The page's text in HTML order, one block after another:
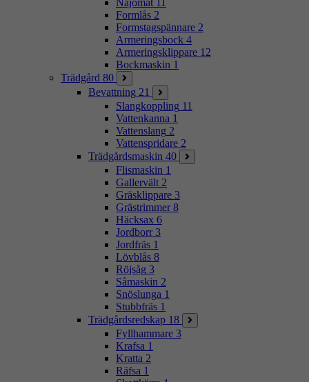
Najomat 11
Formlås 2
Formstagspännare 2
Armeringsbock 4
Armeringsklippare 12
Bockmaskin 1
Trädgård 80
Bevattning 21
Slangkoppling 11
Vattenkanna 1
Vattenslang 2
Vattenspridare 2
Trädgårdsmaskin 40
Flismaskin 1
Gallervält 2
Gräsklippare 3
Grästrimmer 8
Häcksax 6
Jordborr 3
Jordfräs 1
Lövblås 8
Röjsåg 3
Såmaskin 2
Snöslunga 1
Stubbfräs 1
Trädgårdsredskap 18
Fyllhammare 3
Krafsa 1
Kratta 2
Räfsa 1